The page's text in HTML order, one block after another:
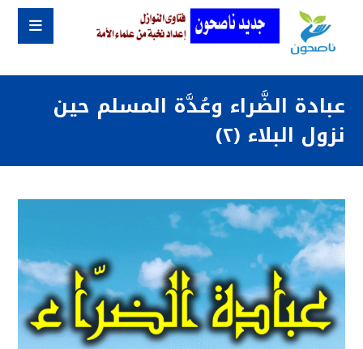
عبادة الضَّراء وعُدَّة المسلم حين
نزول البلاء (٢)